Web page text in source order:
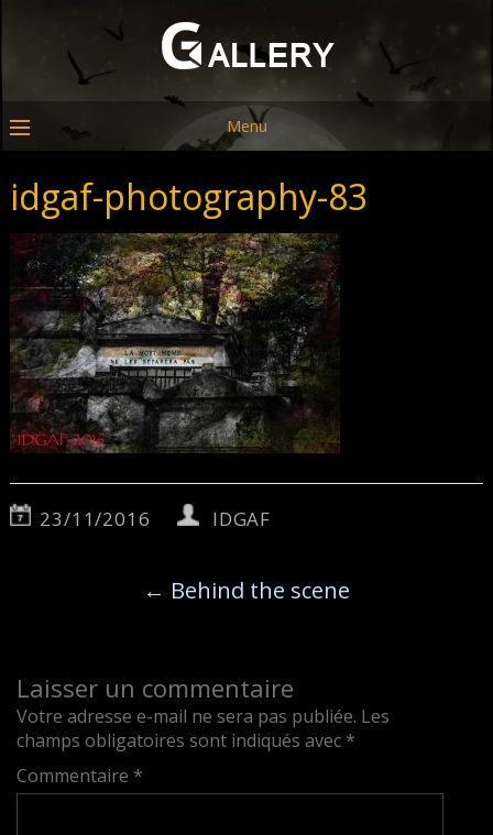
Menu
idgaf-photography-83
23/11/2016 IDGAF
← Behind the scene
Laisser un commentaire
Votre adresse e-mail ne sera pas publiée. Les
champs obligatoires sont indiqués avec *
Commentaire *